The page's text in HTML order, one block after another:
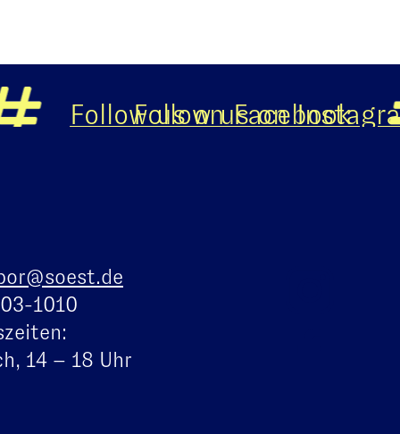
Follow us on Facebook
Follow us on
1010
14 – 18 Uhr